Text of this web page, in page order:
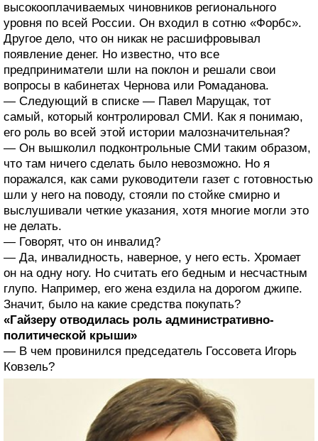
высокооплачиваемых чиновников регионального
уровня по всей России. Он входил в сотню «Форбс».
Другое дело, что он никак не расшифровывал
появление денег. Но известно, что все
предприниматели шли на поклон и решали свои
вопросы в кабинетах Чернова или Ромаданова.
— Следующий в списке — Павел Марущак, тот
самый, который контролировал СМИ. Как я понимаю,
его роль во всей этой истории малозначительная?
— Он вышколил подконтрольные СМИ таким образом,
что там ничего сделать было невозможно. Но я
поражался, как сами руководители газет с готовностью
шли у него на поводу, стояли по стойке смирно и
выслушивали четкие указания, хотя многие могли это
не делать.
— Говорят, что он инвалид?
— Да, инвалидность, наверное, у него есть. Хромает
он на одну ногу. Но считать его бедным и несчастным
глупо. Например, его жена ездила на дорогом джипе.
Значит, было на какие средства покупать?
«Гайзеру отводилась роль административно-
политической крыши»
— В чем провинился председатель Госсовета Игорь
Ковзель?